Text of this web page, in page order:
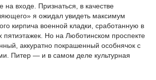
на входе. Признаться, в качестве
я ожидал увидеть максимум
кирпича военной кладки, сработанную в
пятиэтажек. Но на Люботинском проспекте
аккуратно покрашенный особнячок с
Питер — и в самом деле культурная